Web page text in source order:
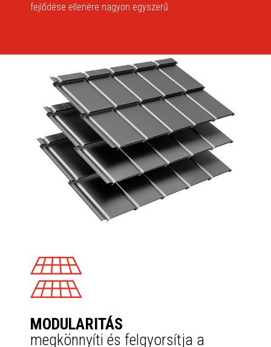
fejlődése ellenére nagyon egyszerű.
MODULARITÁS
megkönnyíti és felgyorsítja a